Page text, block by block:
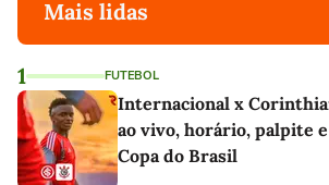
Mais lidas
1 FUTEBOL
Internacional x
ao vivo, horário, palpite e
Copa do Brasil